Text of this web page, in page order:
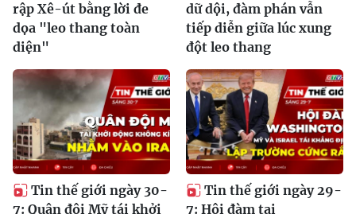
rập Xê-út bằng lời đe
dọa "leo thang toàn
diện"
dữ dội, đàm phán vẫn
tiếp diễn giữa lúc xung
đột leo thang
Tin thế giới ngày 30-
7: Quân đội Mỹ tái khởi
Tin thế giới ngày 29-
7: Hội đàm tại